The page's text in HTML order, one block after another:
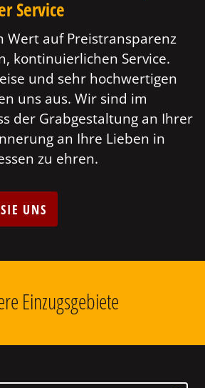
Service
Wert auf Preistransparenz
kontinuierlichen Service.
und sehr hochwertigen
uns aus. Wir sind im
der Grabgestaltung an Ihrer
an Ihre Lieben in
zu ehren.
UNS
Einzugsgebiete